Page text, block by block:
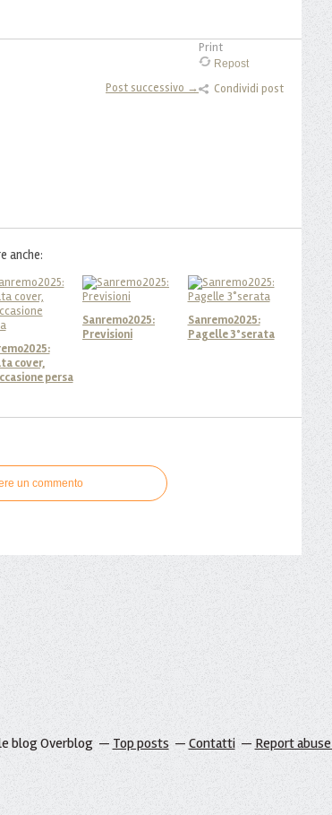
Print
Repost
Condividi post
Post successivo →
anche:
cover,
persa
Sanremo2025:
Previsioni
Sanremo2025:
Pagelle 3°serata
un commento
blog Overblog Top posts Contatti Report abuse